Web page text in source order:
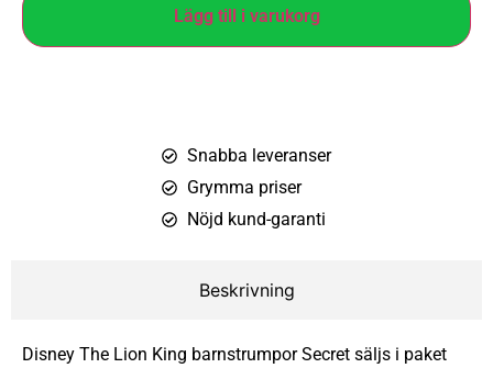
Lägg till i varukorg
Snabba leveranser
Grymma priser
Nöjd kund-garanti
Beskrivning
Disney The Lion King barnstrumpor Secret säljs i paket